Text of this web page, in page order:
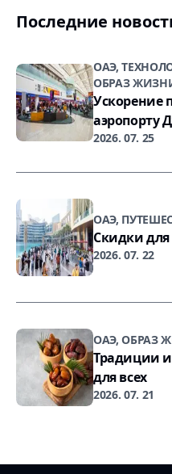
Последние
ОАЭ,
ОБРАЗ
Ускорение
аэропорту
2026. 07. 25
ОАЭ,
Скидки
2026. 07. 22
ОАЭ, ОБРАЗ
Традиции
для всех
2026. 07. 21